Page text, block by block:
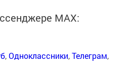
MАХ:
,Одноклассники,Телеграм,